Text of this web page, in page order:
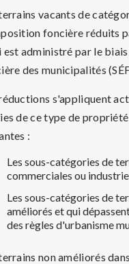
vacants de
foncière réduits
est administré par le
des municipalités
s'appliquent
de ce type de
:
Les sous-catégories de
commerciales ou
Les sous-catégories de
améliorés et qui
des règles d'urbanisme
non améliorés